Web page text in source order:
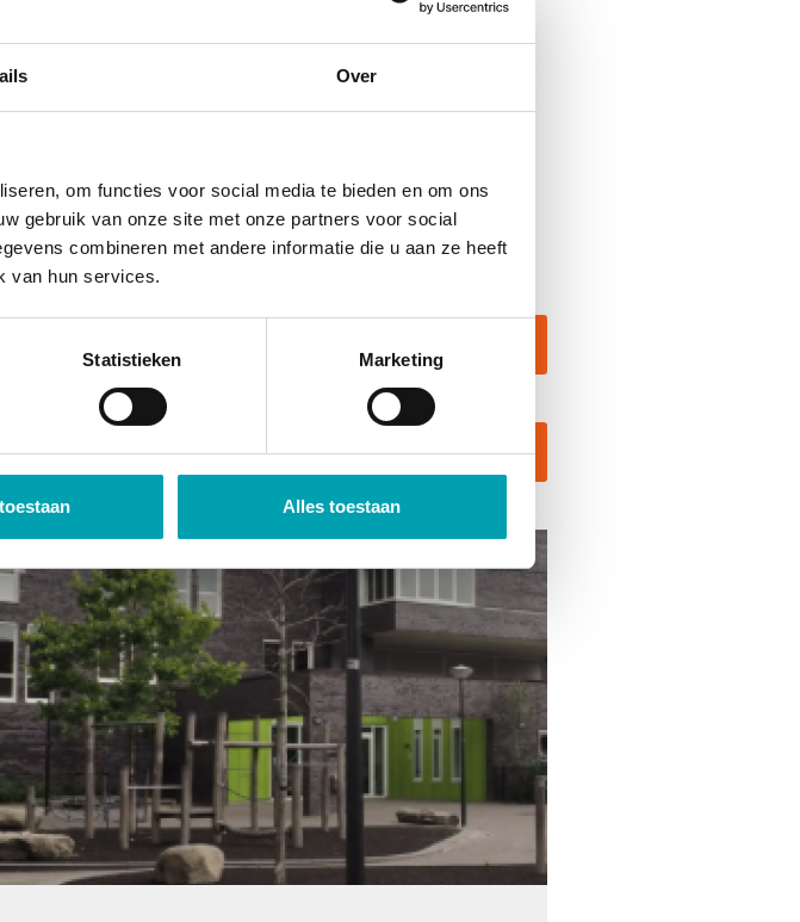
Over
om functies voor social media te bieden en om ons
gebruik van onze site met onze partners voor social
combineren met andere informatie die u aan ze heeft
van hun services.
Statistieken Marketing
Alles toestaan
Kade
ons op voor een vrijblijvend gesprek óf een
achter en wij bellen je binnen één werkdag terug!
Rondleiding aanvragen